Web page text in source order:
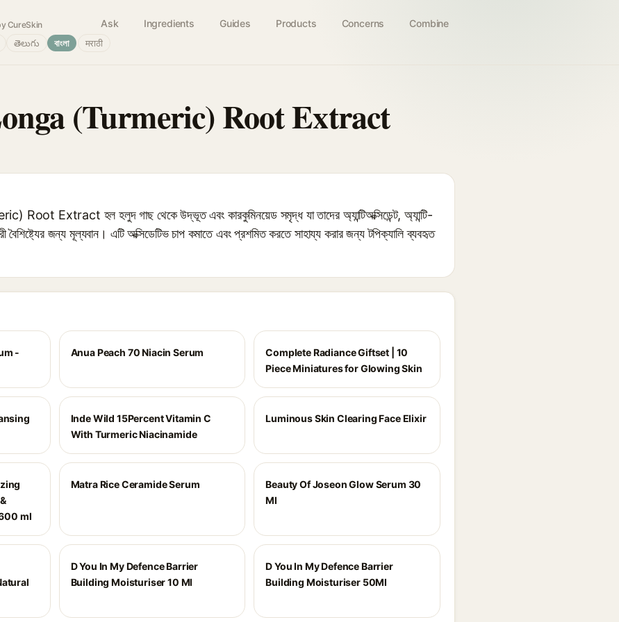
CureSkin Ask Ingredients Guides Products Concerns Combine
తెలుగు বাংলা मराठी
(Turmeric) Root Extract
Extract হল হলুদ গাছ থেকে উদ্ভূত এবং কারকুমিনয়েড সমৃদ্ধ যা তাদের অ্যান্টিঅক্সিডেন্ট, অ্যান্টি-
জন্য মূল্যবান। এটি অক্সিডেটিভ চাপ কমাতে এবং প্রশমিত করতে সাহায্য করার জন্য টপিক্যালি ব্যবহৃত
-
Anua Peach 70 Niacin Serum
Complete Radiance Giftset | 10
Piece Miniatures for Glowing Skin
Inde Wild 15Percent Vitamin C
With Turmeric Niacinamide
Luminous Skin Clearing Face Elixir
ml
Matra Rice Ceramide Serum
Beauty Of Joseon Glow Serum 30
Ml
D You In My Defence Barrier
Building Moisturiser 10 Ml
D You In My Defence Barrier
Building Moisturiser 50Ml